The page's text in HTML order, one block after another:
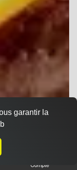
Compte
garantir la